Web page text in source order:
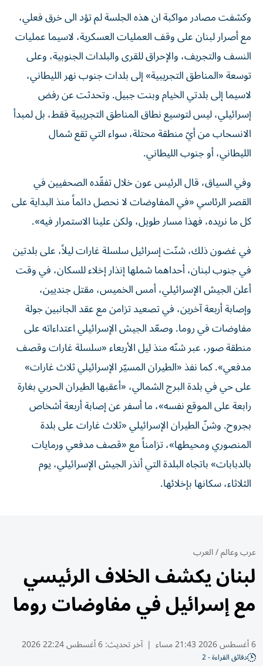
وكشفت مصادر مواكبة ان هذه الجلسة لم تؤد الى خرق فعلي،
مع أصرار لبنان على وقف العمليات العسكرية، لاسيما عمليات
النسف والتجريف، والإحراق للقرى والبلدات الجنوبية، وعلى
توسعة «المناطق التجريبية» إلى بلدات جنوب نهر الليطاني،
لاسيما إلى بلدتي الخيام وبنت جبيل. وتحدثت عن رفض
إسرائيلي، ليس لتوسيع نطاق المناطق التجريبية فقط، بل لمبدأ
الانسحاب من أيّ منطقة محتلة، سواء التي تقع شمال
الليطاني، أو جنوب الليطاني.
وفي السياق، قال الرئيس عون خلال تفقّده الصحفيين في
القصر الرئاسي «في المفاوضات لا نحصل دائماً منذ البداية على
كل ما نريده، فهذا مسار طويل، ولكن علينا الاستمرار فيه».
في غضون ذلك، شنّت إسرائيل سلسلة غارات ليلاً، على بلدتين
في جنوب لبنان، أحداهما شملها إنذار إخلاء للسكان، في وقت
أعلن الجيش الإسرائيلي، أمس الخميس، مقتل جنديين،
وإصابة أربعة آخرين، في تصعيد تزامن مع عقد الجانبين جولة
مفاوضات في روما. وصعّد الجيش الإسرائيلي اعتداءاته على
منطقة صور، عبر شنّه منذ ليل الأربعاء «سلسلة غارات وقصف
مدفعي». كما نفذ «الطيران المسيّر الإسرائيلي ثلاث غارات»
على حي في بلدة البرج الشمالي، «أعقبها الطيران الحربي بغارة
رابعة على الموقع نفسه»، ما أسفر عن إصابة أربعة أشخاص
بجروح. وشنّ الطيران الإسرائيلي «ثلاث غارات على بلدة
المنصوري ومحيطها»، تزامناً مع «قصف مدفعي ورمايات
بالدبابات» باتجاه البلدة التي أنذر الجيش الإسرائيلي، يوم
الثلاثاء، سكانها بإخلائها.
عرب وعالم/العرب
لبنان يكشف الخلاف الرئيسي
مع إسرائيل في مفاوضات روما
6 أغسطس 2026 21:43 مساء | آخر تحديث:6 أغسطس 22:24 2026
دقائق القراءة - 2